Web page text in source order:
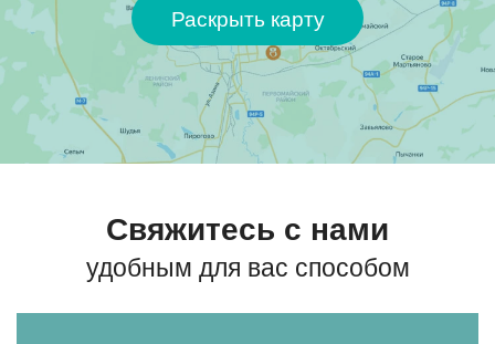
Раскрыть карту
Свяжитесь с нами
удобным для вас способом